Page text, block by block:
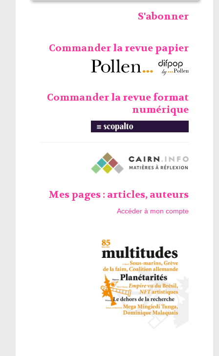
S'abonner
Commander la revue papier
Commander la revue format
numérique
Mes pages : articles, auteurs
Accéder à mon compte